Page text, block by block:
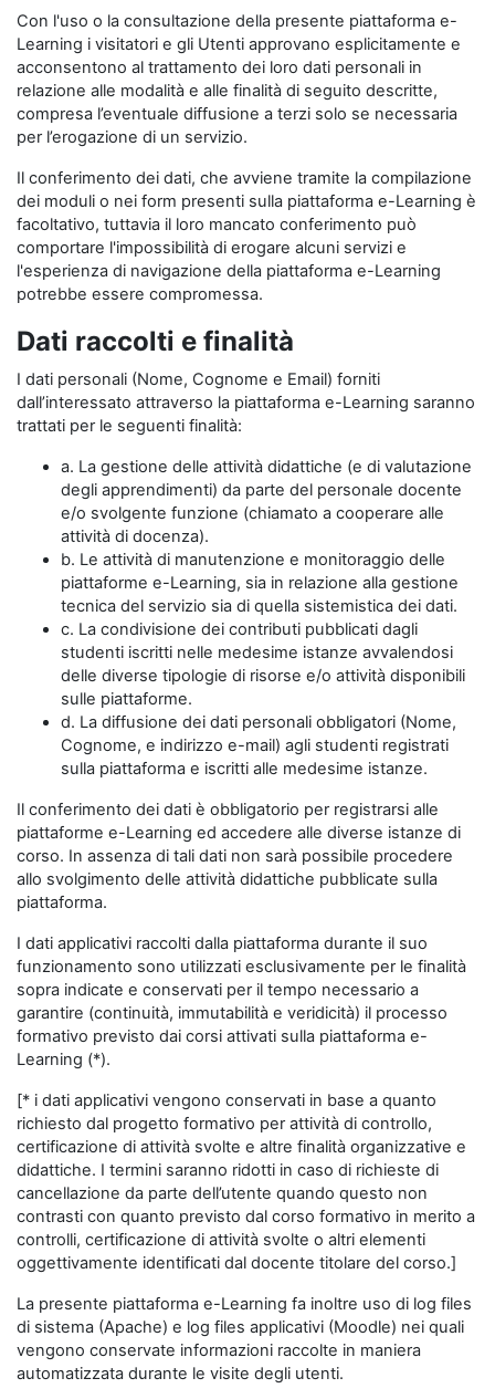
Con l'uso o la consultazione della presente piattaforma e-
Learning i visitatori e gli Utenti approvano esplicitamente e
acconsentono al trattamento dei loro dati personali in
relazione alle modalità e alle finalità di seguito descritte,
compresa l’eventuale diffusione a terzi solo se necessaria
per l’erogazione di un servizio.
Il conferimento dei dati, che avviene tramite la compilazione
dei moduli o nei form presenti sulla piattaforma e-Learning è
facoltativo, tuttavia il loro mancato conferimento può
comportare l'impossibilità di erogare alcuni servizi e
l'esperienza di navigazione della piattaforma e-Learning
potrebbe essere compromessa.
Dati raccolti e finalità
I dati personali (Nome, Cognome e Email) forniti
dall’interessato attraverso la piattaforma e-Learning saranno
trattati per le seguenti finalità:
a. La gestione delle attività didattiche (e di valutazione
degli apprendimenti) da parte del personale docente
e/o svolgente funzione (chiamato a cooperare alle
attività di docenza).
b. Le attività di manutenzione e monitoraggio delle
piattaforme e-Learning, sia in relazione alla gestione
tecnica del servizio sia di quella sistemistica dei dati.
c. La condivisione dei contributi pubblicati dagli
studenti iscritti nelle medesime istanze avvalendosi
delle diverse tipologie di risorse e/o attività disponibili
sulle piattaforme.
d. La diffusione dei dati personali obbligatori (Nome,
Cognome, e indirizzo e-mail) agli studenti registrati
sulla piattaforma e iscritti alle medesime istanze.
Il conferimento dei dati è obbligatorio per registrarsi alle
piattaforme e-Learning ed accedere alle diverse istanze di
corso. In assenza di tali dati non sarà possibile procedere
allo svolgimento delle attività didattiche pubblicate sulla
piattaforma.
I dati applicativi raccolti dalla piattaforma durante il suo
funzionamento sono utilizzati esclusivamente per le finalità
sopra indicate e conservati per il tempo necessario a
garantire (continuità, immutabilità e veridicità) il processo
formativo previsto dai corsi attivati sulla piattaforma e-
Learning (*).
[* i dati applicativi vengono conservati in base a quanto
richiesto dal progetto formativo per attività di controllo,
certificazione di attività svolte e altre finalità organizzative e
didattiche. I termini saranno ridotti in caso di richieste di
cancellazione da parte dell’utente quando questo non
contrasti con quanto previsto dal corso formativo in merito a
controlli, certificazione di attività svolte o altri elementi
oggettivamente identificati dal docente titolare del corso.]
La presente piattaforma e-Learning fa inoltre uso di log files
di sistema (Apache) e log files applicativi (Moodle) nei quali
vengono conservate informazioni raccolte in maniera
automatizzata durante le visite degli utenti.